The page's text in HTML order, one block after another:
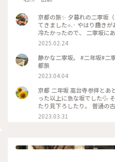
京都の旅✨ 夕暮れの二寧坂
てきました︎︎⟡.· やはり趣きが
冷たかったので、 二寧坂にあ
都二寧坂ヤサカ茶屋店』さ
した☕️✨ 抹茶バターサンド
は、 築100年を超える伝統
コーヒー体験が楽しめます。
の間はどこかと聞いてこら
ました😊 観光客さんは「こ
と話していました。 その気
敵なスタバでした⟡.·*. のん
坂でした(˶ˊᵕˋ˵)✨ #二寧坂
ックスコーヒー京都二寧坂
夕暮れの二寧坂
2025.02.24
静かな二寧坂。 #二年坂#二寧坂#京都#清水#産寧坂#Ayuの京
都旅
2023.04.04
京都 二年坂 高台寺参拝とあ
った以上に急な坂でした💦
たり見下ろしたり。 普通の
風景でした。 そして、見た
うどお庭からしだれ桜の枝
お花見 #桜
2023.03.31